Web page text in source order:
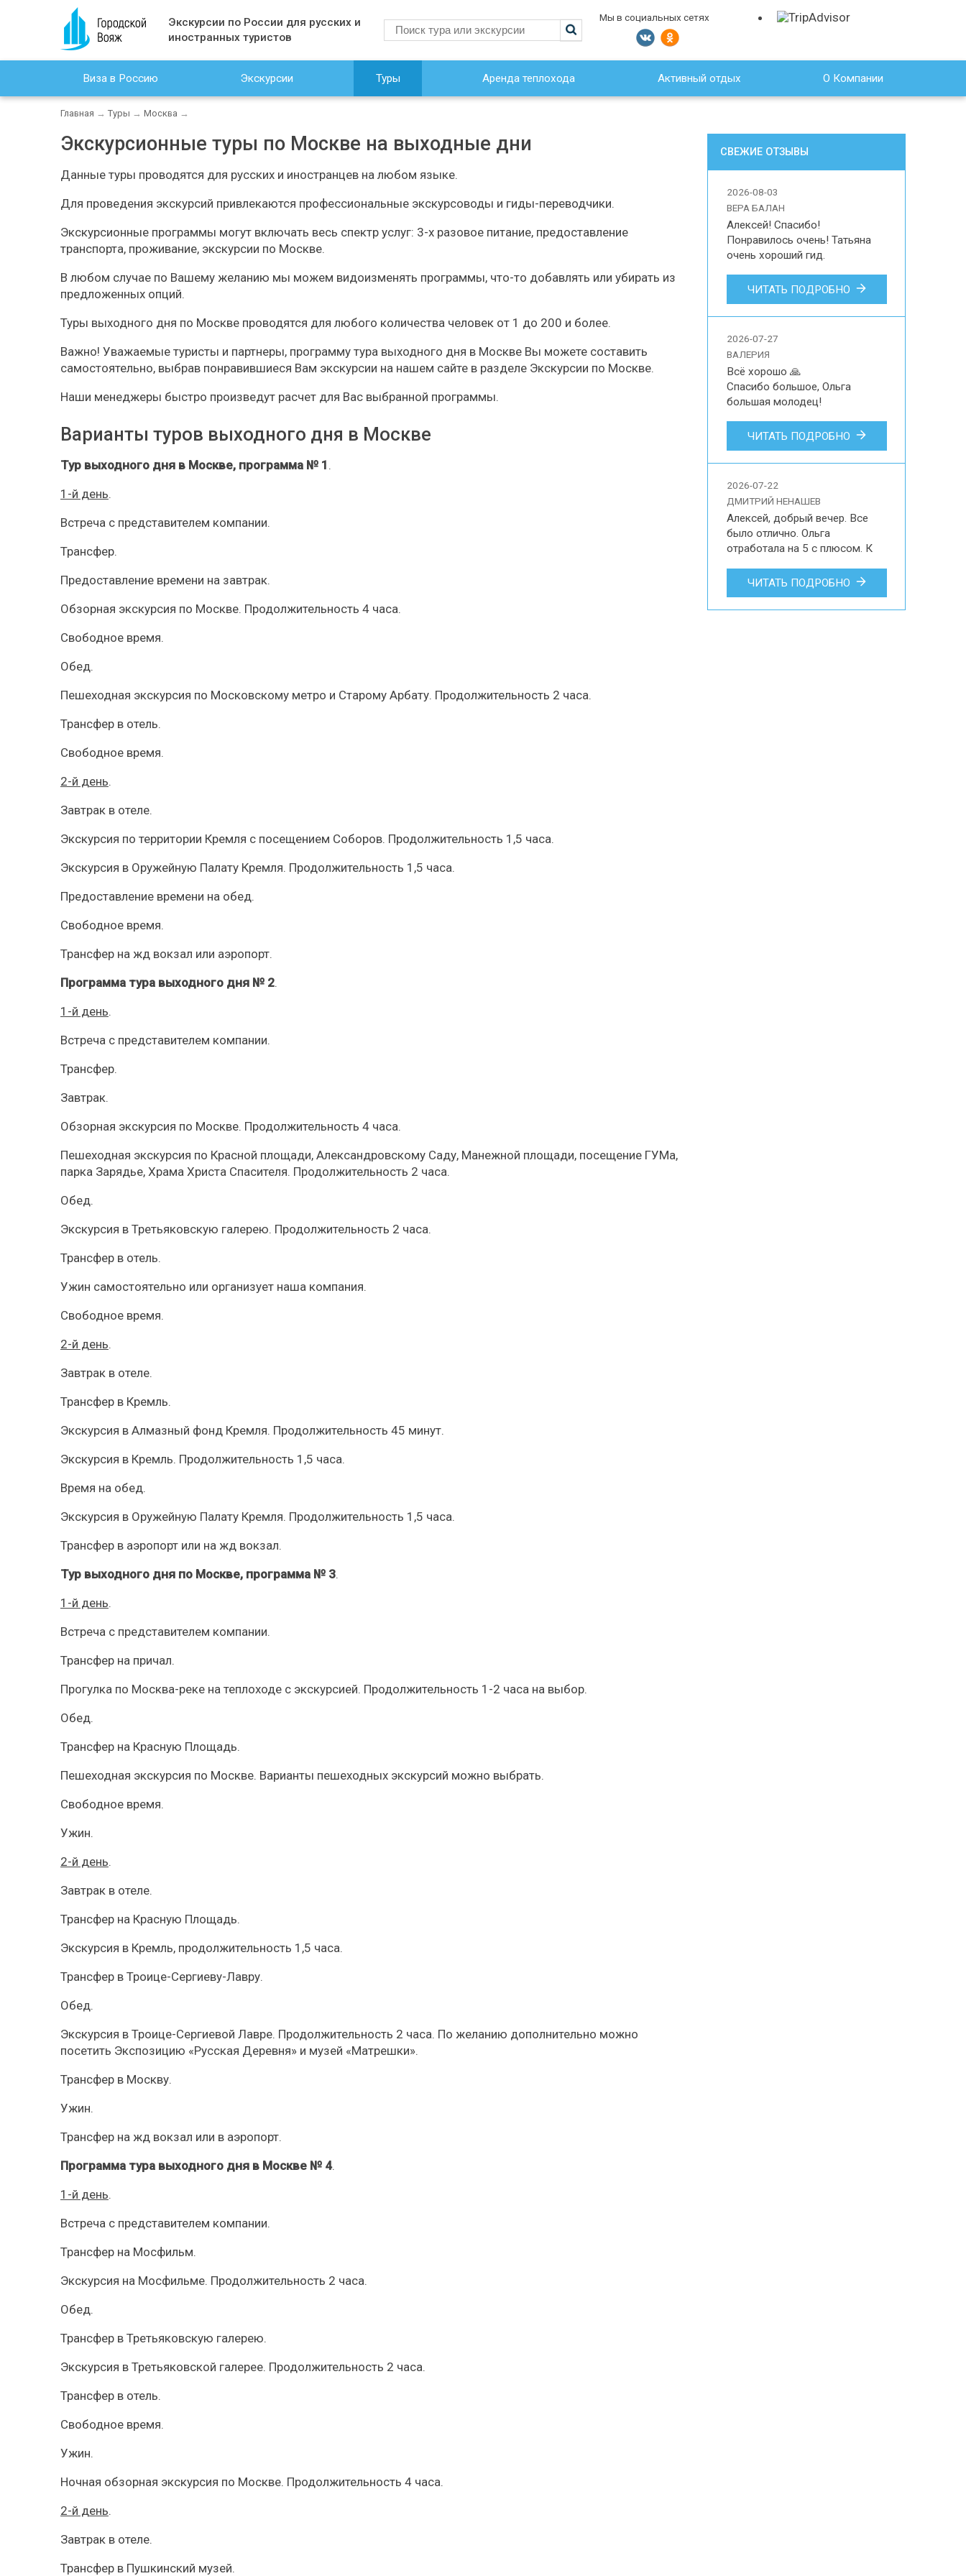
Экскурсии по России для русских и
иностранных туристов
Мы в социальных сетях
Виза в Россию Экскурсии Туры Аренда теплохода Активный отдых О Компании
Главная → Туры → Москва →
Экскурсионные туры по Москве на выходные дни
Данные туры проводятся для русских и иностранцев на любом языке.
Для проведения экскурсий привлекаются профессиональные экскурсоводы и гиды-переводчики.
Экскурсионные программы могут включать весь спектр услуг: 3-х разовое питание, предоставление
транспорта, проживание, экскурсии по Москве.
В любом случае по Вашему желанию мы можем видоизменять программы, что-то добавлять или убирать из
предложенных опций.
Туры выходного дня по Москве проводятся для любого количества человек от 1 до 200 и более.
Важно! Уважаемые туристы и партнеры, программу тура выходного дня в Москве Вы можете составить
самостоятельно, выбрав понравившиеся Вам экскурсии на нашем сайте в разделе Экскурсии по Москве.
Наши менеджеры быстро произведут расчет для Вас выбранной программы.
Варианты туров выходного дня в Москве
Тур выходного дня в Москве, программа № 1 .
1-й день.
Встреча с представителем компании.
Трансфер.
Предоставление времени на завтрак.
Обзорная экскурсия по Москве. Продолжительность 4 часа.
Свободное время.
Обед.
Пешеходная экскурсия по Московскому метро и Старому Арбату. Продолжительность 2 часа.
Трансфер в отель.
Свободное время.
2-й день.
Завтрак в отеле.
Экскурсия по территории Кремля с посещением Соборов. Продолжительность 1,5 часа.
Экскурсия в Оружейную Палату Кремля. Продолжительность 1,5 часа.
Предоставление времени на обед.
Свободное время.
Трансфер на жд вокзал или аэропорт.
Программа тура выходного дня № 2.
1-й день.
Встреча с представителем компании.
Трансфер.
Завтрак.
Обзорная экскурсия по Москве. Продолжительность 4 часа.
Пешеходная экскурсия по Красной площади, Александровскому Саду, Манежной площади, посещение ГУМа,
парка Зарядье, Храма Христа Спасителя. Продолжительность 2 часа.
Обед.
Экскурсия в Третьяковскую галерею. Продолжительность 2 часа.
Трансфер в отель.
Ужин самостоятельно или организует наша компания.
Свободное время.
2-й день.
Завтрак в отеле.
Трансфер в Кремль.
Экскурсия в Алмазный фонд Кремля. Продолжительность 45 минут.
Экскурсия в Кремль. Продолжительность 1,5 часа.
Время на обед.
Экскурсия в Оружейную Палату Кремля. Продолжительность 1,5 часа.
Трансфер в аэропорт или на жд вокзал.
Тур выходного дня по Москве, программа № 3.
1-й день.
Встреча с представителем компании.
Трансфер на причал.
Прогулка по Москва-реке на теплоходе с экскурсией. Продолжительность 1-2 часа на выбор.
Обед.
Трансфер на Красную Площадь.
Пешеходная экскурсия по Москве. Варианты пешеходных экскурсий можно выбрать.
Свободное время.
Ужин.
2-й день.
Завтрак в отеле.
Трансфер на Красную Площадь.
Экскурсия в Кремль, продолжительность 1,5 часа.
Трансфер в Троице-Сергиеву-Лавру.
Обед.
Экскурсия в Троице-Сергиевой Лавре. Продолжительность 2 часа. По желанию дополнительно можно
посетить Экспозицию «Русская Деревня» и музей «Матрешки».
Трансфер в Москву.
Ужин.
Трансфер на жд вокзал или в аэропорт.
Программа тура выходного дня в Москве № 4.
1-й день.
Встреча с представителем компании.
Трансфер на Мосфильм.
Экскурсия на Мосфильме. Продолжительность 2 часа.
Обед.
Трансфер в Третьяковскую галерею.
Экскурсия в Третьяковской галерее. Продолжительность 2 часа.
Трансфер в отель.
Свободное время.
Ужин.
Ночная обзорная экскурсия по Москве. Продолжительность 4 часа.
2-й день.
Завтрак в отеле.
Трансфер в Пушкинский музей.
СВЕЖИЕ ОТЗЫВЫ
2026-08-03
ВЕРА БАЛАН
Алексей! Спасибо!
Понравилось очень! Татьяна
очень хороший гид.
организации индивидуальной
русском языке в музей-
усадьбу Архангельское,
Подмосковный Версаль.
ЧИТАТЬ ПОДРОБНО
2026-07-27
ВАЛЕРИЯ
Всё хорошо 🙏
Спасибо большое, Ольга
большая молодец!
участии в индивидуальной
Краснодару для 3 гостей на
русском языке.
ЧИТАТЬ ПОДРОБНО
2026-07-22
ДМИТРИЙ НЕНАШЕВ
Алексей, добрый вечер. Все
было отлично. Ольга
отработала на 5 с плюсом. К
благодарность. И по-
Трансфер тоже все хорошо. Да
ЧИТАТЬ ПОДРОБНО